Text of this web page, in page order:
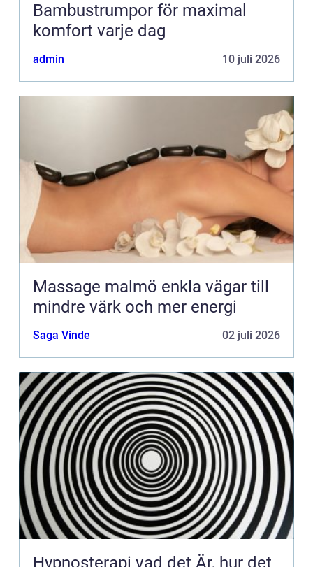
Bambustrumpor för maximal
komfort varje dag
admin 10 juli 2026
Massage malmö enkla vägar till
mindre värk och mer energi
Saga Vinde 02 juli 2026
Hypnosterapi vad det Är, hur det